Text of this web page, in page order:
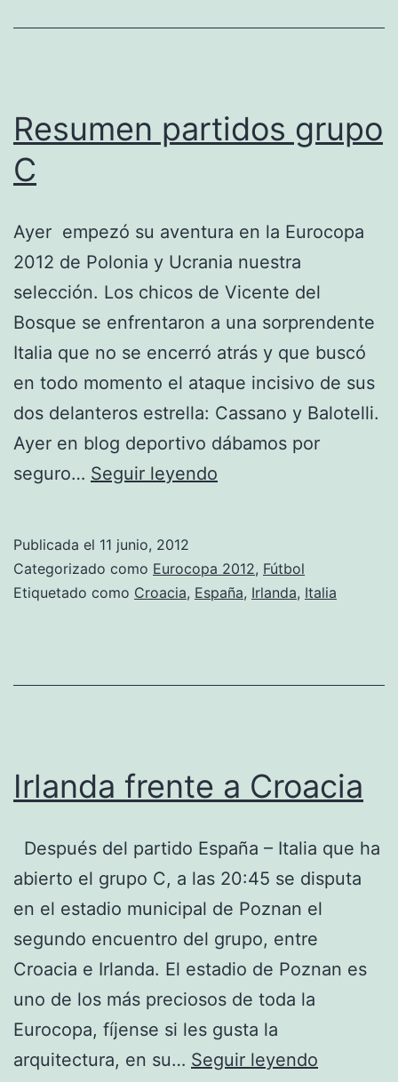
Resumen partidos grupo
C
Ayer empezó su aventura en la Eurocopa
2012 de Polonia y Ucrania nuestra
selección. Los chicos de Vicente del
Bosque se enfrentaron a una sorprendente
Italia que no se encerró atrás y que buscó
en todo momento el ataque incisivo de sus
dos delanteros estrella: Cassano y Balotelli.
Ayer en blog deportivo dábamos por
seguro… Seguir leyendo
C
Publicada el 11 junio, 2012
Categorizado como Eurocopa 2012, Fútbol
Etiquetado como Croacia, España, Irlanda, Italia
Irlanda frente a Croacia
Después del partido España – Italia que ha
abierto el grupo C, a las 20:45 se disputa
en el estadio municipal de Poznan el
segundo encuentro del grupo, entre
Croacia e Irlanda. El estadio de Poznan es
uno de los más preciosos de toda la
Eurocopa, fíjense si les gusta la
arquitectura, en su… Seguir leyendo